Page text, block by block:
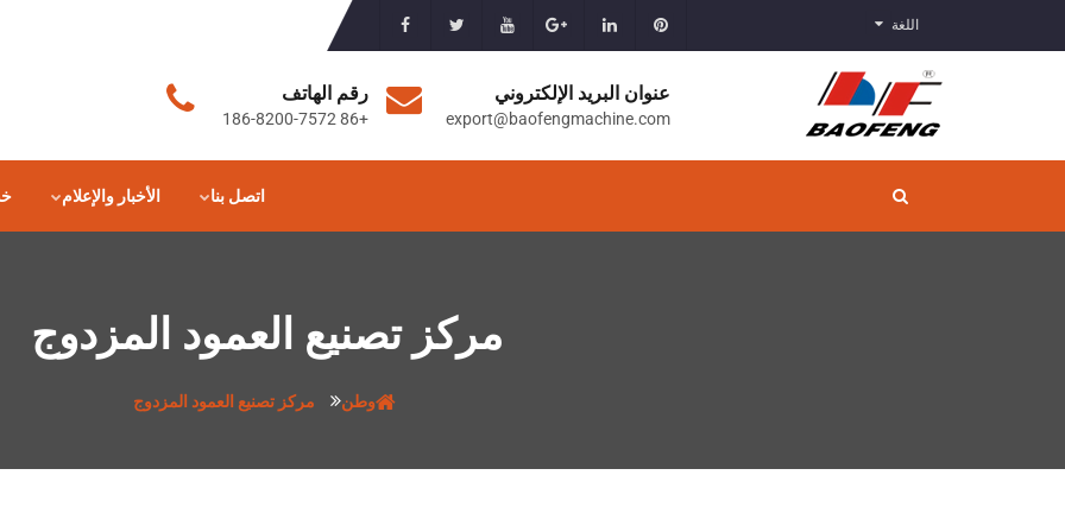
اللغة
عنوان البريد الإلكتروني
export@baofengmachine.com
رقم الهاتف
+86 186-8200-7572
الأخبار والإعلام اتصل بنا
مركز تصنيع العمود المزدوج
وطن مركز تصنيع العمود المزدوج